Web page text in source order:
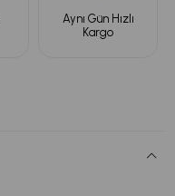
Aynı Gün Hızlı
Kargo